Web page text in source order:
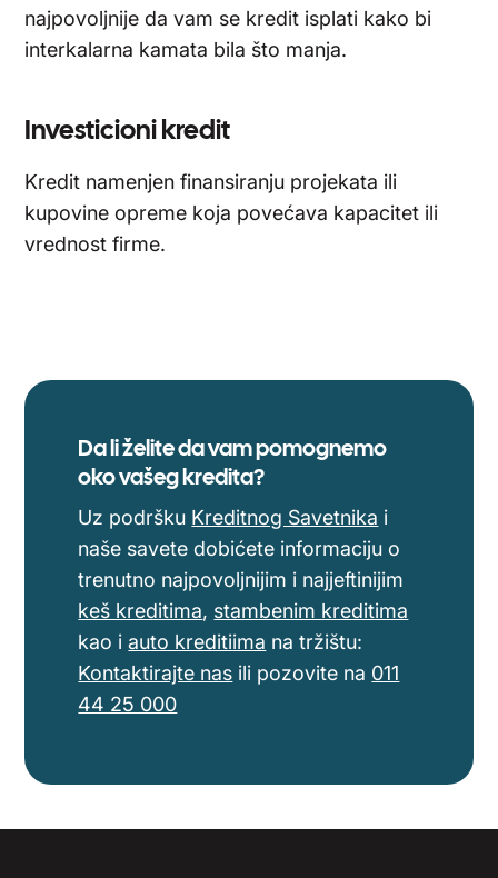
najpovoljnije da vam se kredit isplati kako bi
interkalarna kamata bila što manja.
Investicioni kredit
Kredit namenjen finansiranju projekata ili
kupovine opreme koja povećava kapacitet ili
vrednost firme.
Da li želite da vam pomognemo
oko vašeg kredita?
Uz podršku Kreditnog Savetnika i
naše savete dobićete informaciju o
trenutno najpovoljnijim i najjeftinijim
keš kreditima, stambenim kreditima
kao iauto kreditiima na tržištu:
Kontaktirajte nas ili pozovite na 011
44 25 000